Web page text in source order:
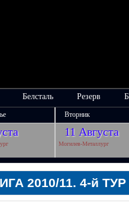
Белсталь Резерв
Вторник
11 Августа
Могилев-Металлург
2010/11. 4-й ТУР